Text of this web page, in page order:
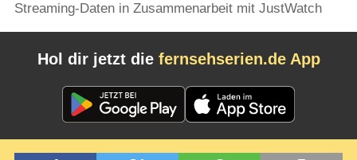
Streaming-Daten in Zusammenarbeit mit JustWatch
Hol dir jetzt die fernsehserien.de App